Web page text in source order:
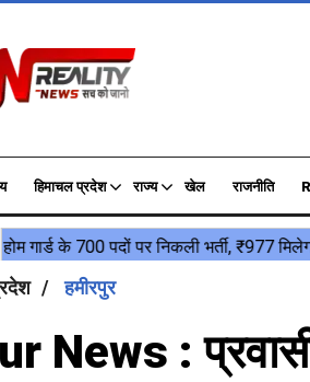
हिमाचल प्रदेश राज्य खेल राजनीति
हमीरपुर
News :